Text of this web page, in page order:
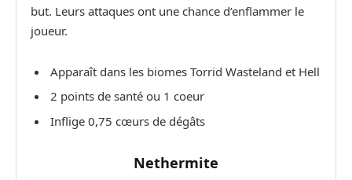
but. Leurs attaques ont une chance d’enflammer le
joueur.
Apparaît dans les biomes Torrid Wasteland et Hell
2 points de santé ou 1 coeur
Inflige 0,75 cœurs de dégâts
Nethermite